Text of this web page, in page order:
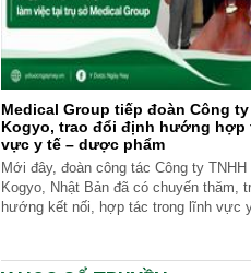
Medical Group tiếp đoàn Công
Kogyo, trao đổi định hướng hợp
vực y tế – dược phẩm
Mới đây, đoàn công tác Công ty TNHH
Kogyo, Nhật Bản đã có chuyến thăm,
hướng kết nối, hợp tác trong lĩnh vực